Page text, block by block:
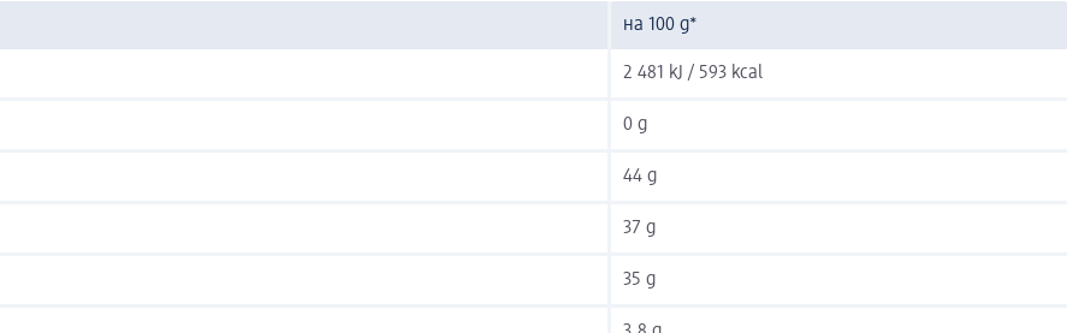
на 100 g*
2 481 kJ / 593 kcal
0 g
44 g
37 g
35 g